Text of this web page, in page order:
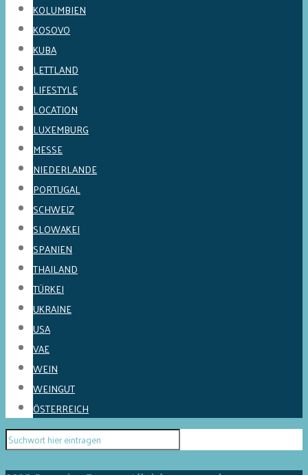
KOLUMBIEN
KOSOVO
KUBA
LETTLAND
LIFESTYLE
LOCATION
LUXEMBURG
MESSE
NIEDERLANDE
PORTUGAL
SCHWEIZ
SLOWAKEI
SPANIEN
THAILAND
TÜRKEI
UKRAINE
USA
VAE
WEIN
WEINGUT
ÖSTERREICH